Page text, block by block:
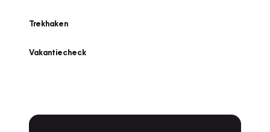
Trekhaken
Vakantiecheck